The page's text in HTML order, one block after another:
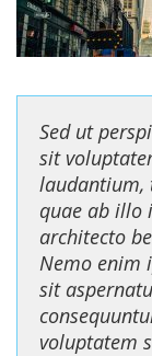
Sed ut
sit
laudantium,
quae ab illo
architecto
Nemo enim
sit
voluptatem